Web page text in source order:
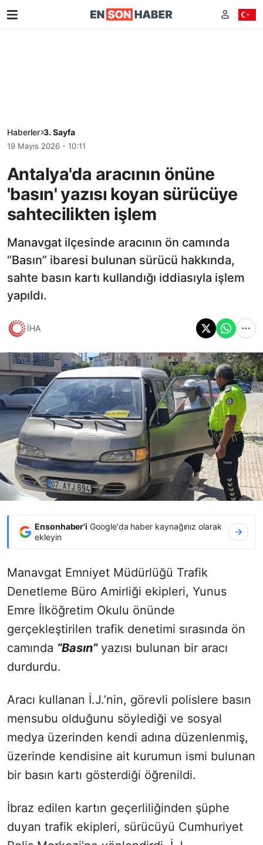
Haberler 3. Sayfa
19 Mayıs 2026 - 10:11
Antalya'da aracının önüne
'basın' yazısı koyan sürücüye
sahtecilikten işlem
Manavgat ilçesinde aracının ön camında
“Basın” ibaresi bulunan sürücü hakkında,
sahte basın kartı kullandığı iddiasıyla işlem
yapıldı.
İHA
Ensonhaber'i Google'da haber kaynağınız olarak
ekleyin
Manavgat Emniyet Müdürlüğü Trafik
Denetleme Büro Amirliği ekipleri, Yunus
Emre İlköğretim Okulu önünde
gerçekleştirilen trafik denetimi sırasında ön
camında “Basın”yazısı bulunan bir aracı
durdurdu.
Aracı kullanan İ.J.’nin, görevli polislere basın
mensubu olduğunu söylediği ve sosyal
medya üzerinden kendi adına düzenlenmiş,
üzerinde kendisine ait kurumun ismi bulunan
bir basın kartı gösterdiği öğrenildi.
İbraz edilen kartın geçerliliğinden şüphe
duyan trafik ekipleri, sürücüyü Cumhuriyet